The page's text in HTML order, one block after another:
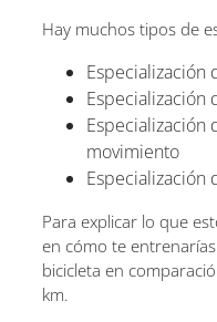
Hay muchos tipos de
Especialización
Especialización
Especialización
movimiento
Especialización
Para explicar lo que
en cómo te
bicicleta en
km.